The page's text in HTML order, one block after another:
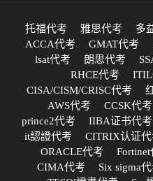
托福代考 雅思代考 多
ACCA代考
GMAT代考
lsat代考
朗思代考
RHCE代考
CISA/CISM/CRISC代考
AWS代考
CCSK代考
prince2代考
IIBA证书代考
it認證代考
CITRIX认证代
ORACLE代考
Fortinet
CIMA代考
Six sigma